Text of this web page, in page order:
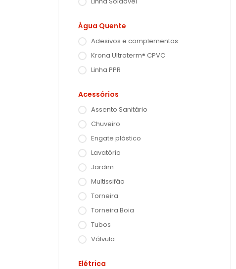
Água Quente
Adesivos e complementos
Krona Ultraterm® CPVC
Linha PPR
Acessórios
Assento Sanitário
Chuveiro
Engate plástico
Lavatório
Jardim
Multissifão
Torneira
Torneira Boia
Tubos
Válvula
Elétrica